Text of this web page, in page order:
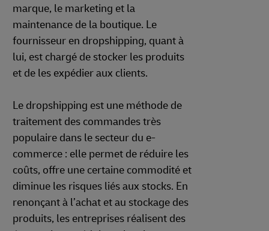
marque, le marketing et la
maintenance de la boutique. Le
fournisseur en dropshipping, quant à
lui, est chargé de stocker les produits
et de les expédier aux clients.
Le dropshipping est une méthode de
traitement des commandes très
populaire dans le secteur du e-
commerce : elle permet de réduire les
coûts, offre une certaine commodité et
diminue les risques liés aux stocks. En
renonçant à l’achat et au stockage des
produits, les entreprises réalisent des